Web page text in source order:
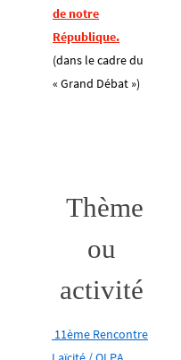
de notre
République.
(dans le cadre du
« Grand Débat »)
Thème
ou
activité
11ème Rencontre